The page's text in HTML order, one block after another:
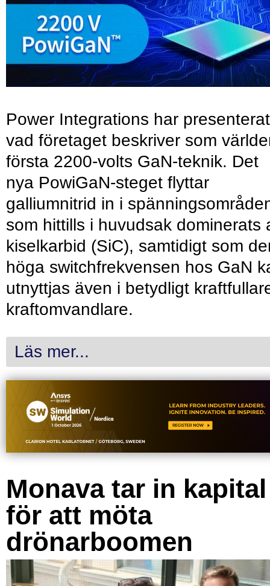
Power Integrations har presenterat
vad företaget beskriver som
första 2200-volts GaN-teknik. Det
nya PowiGaN-steget flyttar
galliumnitrid in i
som hittills i huvudsak dominerats
kiselkarbid (SiC), samtidigt som
höga switchfrekvensen hos GaN
utnyttjas även i betydligt
kraftomvandlare.
Läs mer...
Monava tar in kapital
för att möta
drönarboomen